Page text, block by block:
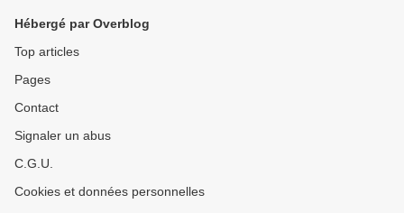
Hébergé par Overblog
Top articles
Pages
Contact
Signaler un abus
C.G.U.
Cookies et données personnelles